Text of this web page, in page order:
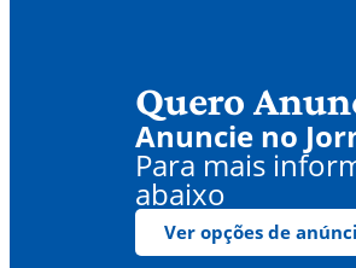
Quero
Anuncie no
Para mais
abaixo
Ver opções de